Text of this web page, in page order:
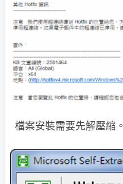
檔案安裝需要先解壓縮。